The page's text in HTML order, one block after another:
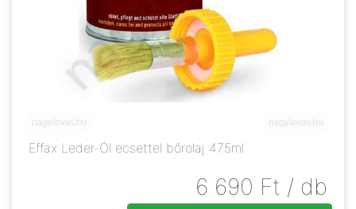
Effax Leder-Öl ecsettel bőrolaj 475ml
6 690 Ft / db